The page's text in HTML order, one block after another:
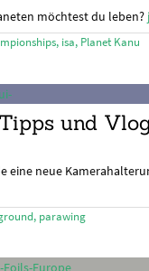
möchtest du leben?
, isa, Planet Kanu
und
eine neue
, parawing